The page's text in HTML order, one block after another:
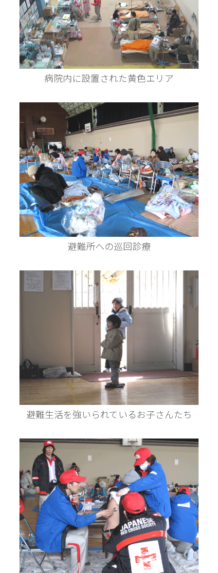
病院内に設置された黄色エリア
避難所への巡回診療
避難生活を強いられているお子さんたち